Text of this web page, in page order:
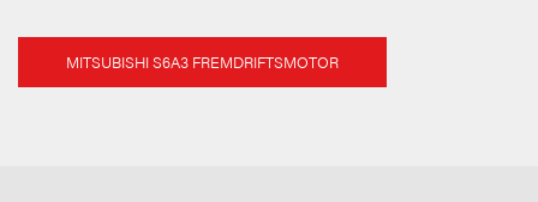
MITSUBISHI S6A3 FREMDRIFTSMOTOR